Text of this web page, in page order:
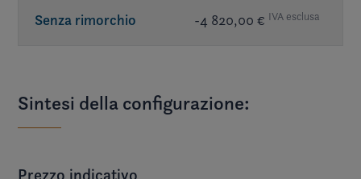
Senza rimorchio -4 820,00 € IVA esclusa
Sintesi della configurazione:
Prezzo indicativo